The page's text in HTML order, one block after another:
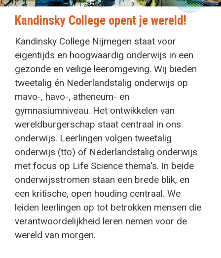
Kandinsky College opent je wereld!
Kandinsky College Nijmegen staat voor
eigentijds en hoogwaardig onderwijs in een
gezonde en veilige leeromgeving. Wij bieden
tweetalig én Nederlandstalig onderwijs op
mavo-, havo-, atheneum- en
gymnasiumniveau. Het ontwikkelen van
wereldburgerschap staat centraal in ons
onderwijs. Leerlingen volgen tweetalig
onderwijs (tto) of Nederlandstalig onderwijs
met focus op Life Science thema's. In beide
onderwijsstromen staan een brede blik, en
een kritische, open houding centraal. We
leiden leerlingen op tot betrokken mensen die
verantwoordelijkheid leren nemen voor de
wereld van morgen.